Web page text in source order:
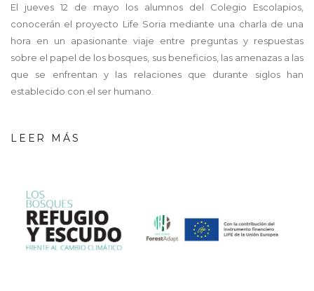
El jueves 12 de mayo los alumnos del Colegio Escolapios,
conocerán el proyecto Life Soria mediante una charla de una
hora en un apasionante viaje entre preguntas y respuestas
sobre el papel de los bosques, sus beneficios, las amenazas a las
que se enfrentan y las relaciones que durante siglos han
establecido con el ser humano.
LEER MÁS
screenshot_-